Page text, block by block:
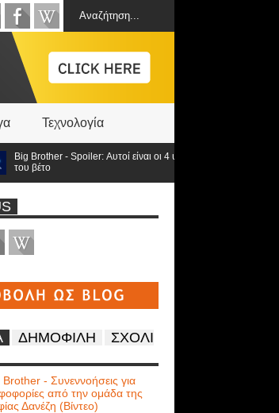
Τεχνολογία
Brother - Spoiler: Αυτοί είναι οι 4 υποψήφιοι προς αποχώρηση
βέτο
ΔΗΜΟΦΙΛΗ
ΣΧΟΛΙ
Brother - Συνεννοήσεις για
από την ομάδα της
Δανέζη (Βίντεο)